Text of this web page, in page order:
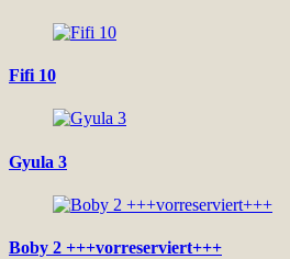
Fifi 10
Gyula 3
Boby 2 +++vorreserviert+++